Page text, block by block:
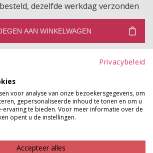
dezelfde werkdag verzonden
AAN WINKELWAGEN
winkel
nooit genoeg hebben... Deze gave
Privacybeleid
voor analyse van onze bezoekersgegevens, om
gepersonaliseerde inhoud te tonen en om u
ervaring te bieden. Voor meer informatie over de
opent u de instellingen.
Accepteer alles